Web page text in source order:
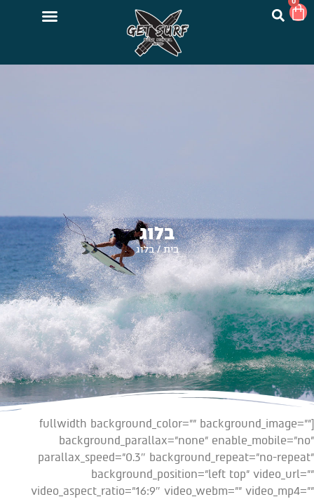
בלוג
בית/בלוג
[fullwidth background_color=”” background_image=””
background_parallax=”none” enable_mobile=”no”
parallax_speed=”0.3″ background_repeat=”no-repeat”
background_position=”left top” video_url=””
video_aspect_ratio=”16:9″ video_webm=”” video_mp4=””